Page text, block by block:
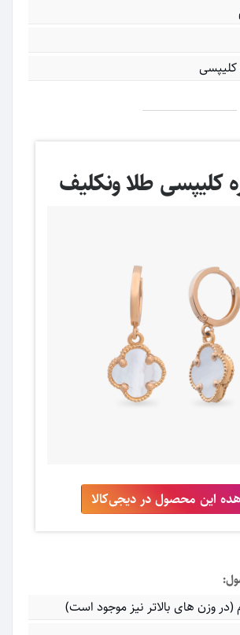
کلیپسی
کلیپسی طلا ونکلیف
این محصول در دیجی‌کالا